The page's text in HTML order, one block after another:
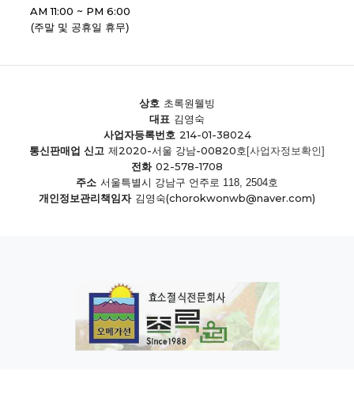
AM 11:00 ~ PM 6:00
(주말 및 공휴일 휴무)
상호 초록원웰빙
대표 김영숙
사업자등록번호 214-01-38024
통신판매업 신고 제2020-서울 강남-00820호 [사업자정보확인]
전화 02-578-1708
주소 서울특별시 강남구 언주로 118, 2504호
개인정보관리책임자 김영숙(chorokwonwb@naver.com)